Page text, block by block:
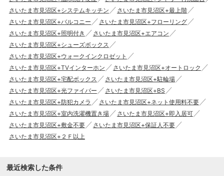
さいたま市見沼区+システムキッチン
さいたま市見沼区+最上階
さいたま市見沼区+バルコニー
さいたま市見沼区+フローリング
さいたま市見沼区+照明付き
さいたま市見沼区+エアコン
さいたま市見沼区+シューズボックス
さいたま市見沼区+ウォークインクロゼット
さいたま市見沼区+TVインターホン
さいたま市見沼区+オートロック
さいたま市見沼区+宅配ボックス
さいたま市見沼区+駐輪場
さいたま市見沼区+光ファイバー
さいたま市見沼区+BS
さいたま市見沼区+防犯カメラ
さいたま市見沼区+ネット使用料不要
さいたま市見沼区+室内洗濯機置き場
さいたま市見沼区+即入居可
さいたま市見沼区+敷金不要
さいたま市見沼区+保証人不要
さいたま市見沼区+２Ｆ以上
最近検索した条件